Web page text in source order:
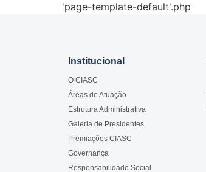
'page-template-default'.php
Institucional
O CIASC
Áreas de Atuação
Estrutura Administrativa
Galeria de Presidentes
Premiações CIASC
Governança
Responsabilidade Social